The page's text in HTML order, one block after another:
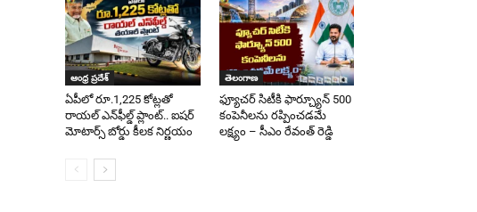
ఆంధ్ర ప్రదేశ్
ఏపీలో రూ.1,225 కోట్లతో
రాయల్ ఎన్‌ఫీల్డ్ ప్లాంట్.. ఐషర్
మోటార్స్ బోర్డు కీలక నిర్ణయం
తెలంగాణ
ఫ్యూచర్ సిటీకి ఫార్చ్యూన్ 500
కంపెనీలను రప్పించడమే
లక్ష్యం – సీఎం రేవంత్ రెడ్డి